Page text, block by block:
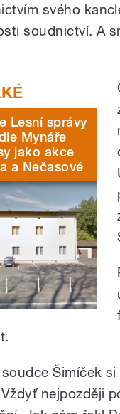
svého
soudnictví. A
Lesní správy
Mynáře
jako akce
a Nečasové
Šimíček
nejpozději